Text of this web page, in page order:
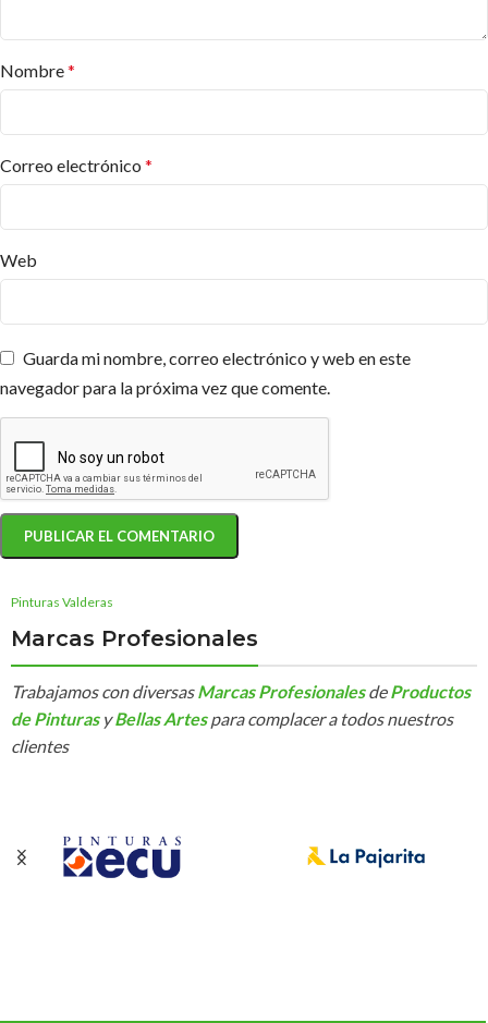
Nombre*
Correo electrónico *
Web
Guarda mi nombre, correo electrónico y web en este
navegador para la próxima vez que comente.
Pinturas Valderas
Marcas Profesionales
Trabajamos con diversasMarcas Profesionales deProductos
de Pinturas yBellas Artespara complacer a todos nuestros
clientes